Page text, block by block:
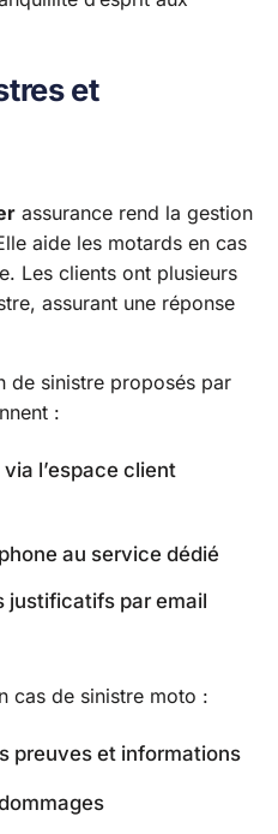
et
assurance rend la gestion
aide les motards en cas
Les clients ont plusieurs
assurant une réponse
de sinistre proposés par
:
l’espace client
au service dédié
justificatifs par email
cas de sinistre moto :
preuves et informations